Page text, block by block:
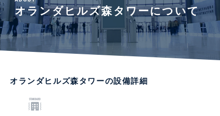
オランダヒルズ森タワーについて
オランダヒルズ森タワーの設備詳細